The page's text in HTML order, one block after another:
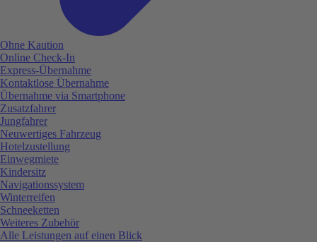
Ohne Kaution
Online Check-In
Express-Übernahme
Kontaktlose Übernahme
Übernahme via Smartphone
Zusatzfahrer
Jungfahrer
Neuwertiges Fahrzeug
Hotelzustellung
Einwegmiete
Kindersitz
Navigationssystem
Winterreifen
Schneeketten
Weiteres Zubehör
Alle Leistungen auf einen Blick